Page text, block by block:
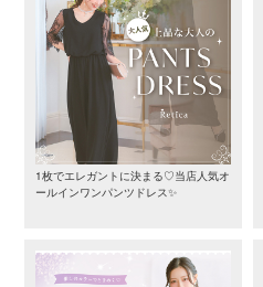
1枚でエレガントに決まる♡当店人気オ
ールインワンパンツドレス✨